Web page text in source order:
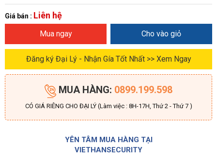
Giá bán : Liên hệ
Mua ngay Cho vào giỏ
Đăng ký Đại Lý - Nhận Gía Tốt Nhất >> Xem Ngay
MUA HÀNG: 0899.199.598
CÓ GIÁ RIÊNG CHO ĐẠI LÝ (Làm việc : 8H-17H, Thứ 2 - Thứ 7 )
YÊN TÂM MUA HÀNG TẠI
VIETHANSECURITY